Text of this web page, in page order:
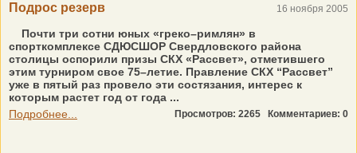
Подрос резерв 16 ноября 2005
Почти три сотни юных «греко–римлян» в
спорткомплексе СДЮСШОР Свердловского района
столицы оспорили призы СКХ «Рассвет», отметившего
этим турниром свое 75–летие. Правление СКХ “Рассвет”
уже в пятый раз провело эти состязания, интерес к
которым растет год от года ...
Подробнее...
Просмотров: 2265 Комментариев: 0